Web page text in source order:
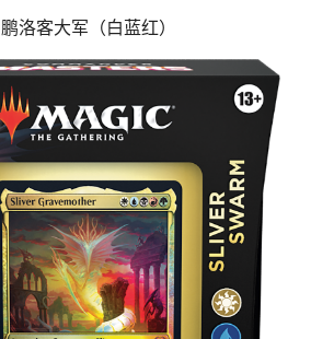
鹏洛客大军（白蓝红）